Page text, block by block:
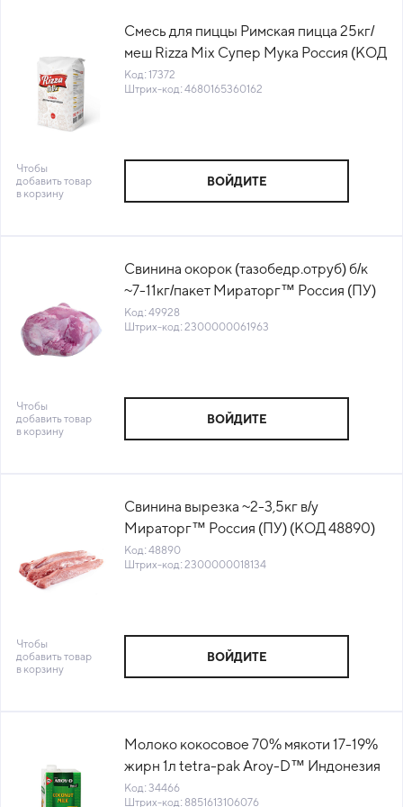
Смесь для пиццы Римская пицца 25кг/
меш Rizza Mix Супер Мука Россия (КОД
17372) (+18°С)
Код: 17372
Штрих-код: 4680165360162
Чтобы
добавить товар
в корзину
ВОЙДИТЕ
Свинина окорок (тазобедр.отруб) б/к
~7-11кг/пакет Мираторг™ Россия (ПУ)
(КОД 49928) (-18°С)
Код: 49928
Штрих-код: 2300000061963
Чтобы
добавить товар
в корзину
ВОЙДИТЕ
Свинина вырезка ~2-3,5кг в/у
Мираторг™ Россия (ПУ) (КОД 48890)
(-18°С)
Код: 48890
Штрих-код: 2300000018134
Чтобы
добавить товар
в корзину
ВОЙДИТЕ
Молоко кокосовое 70% мякоти 17-19%
жирн 1л tetra-pak Aroy-D™ Индонезия
(КОД 34466) (+18°С)
Код: 34466
Штрих-код: 8851613106076